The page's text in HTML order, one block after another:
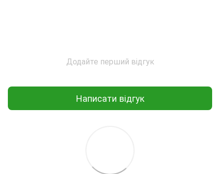
Додайте перший відгук
Написати відгук